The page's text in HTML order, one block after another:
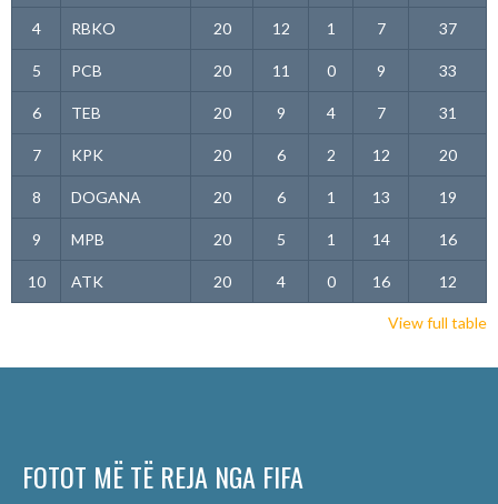
4 RBKO 20 12 1 7 37
5 PCB 20 11 0 9 33
6 TEB 20 9 4 7 31
7 KPK 20 6 2 12 20
8 DOGANA 20 6 1 13 19
9 MPB 20 5 1 14 16
10 ATK 20 4 0 16 12
View full table
FOTOT MË TË REJA NGA FIFA